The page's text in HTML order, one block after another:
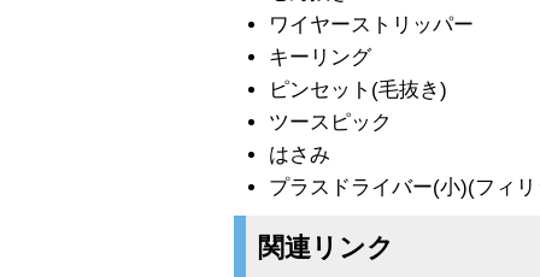
ワイヤーストリッパー
キーリング
ピンセット(毛抜き)
ツースピック
はさみ
プラスドライバー(小)(フィ
関連リンク